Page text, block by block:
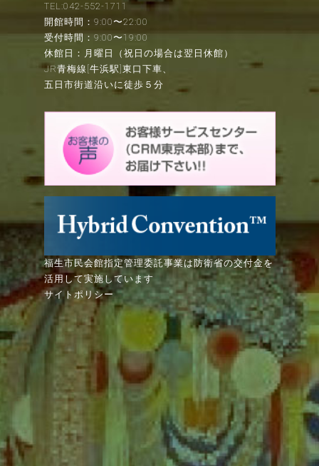
TEL:042-552-1711
開館時間：9:00〜22:00
受付時間：9:00〜19:00
休館日：月曜日（祝日の場合は翌日休館）
JR青梅線[牛浜駅]東口下車、
五日市街道沿いに徒歩５分
福生市民会館指定管理委託事業は防衛省の交付金を
活用して実施しています
サイトポリシー